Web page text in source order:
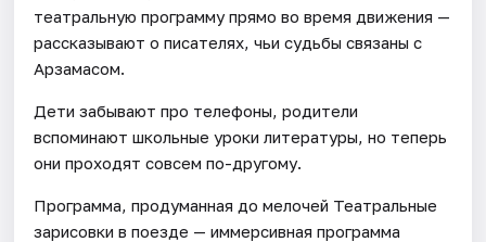
театральную программу прямо во время движения —
рассказывают о писателях, чьи судьбы связаны с
Арзамасом.
Дети забывают про телефоны, родители
вспоминают школьные уроки литературы, но теперь
они проходят совсем по-другому.
Программа, продуманная до мелочей Театральные
зарисовки в поезде — иммерсивная программа